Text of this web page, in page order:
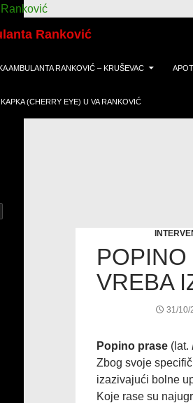
Ranković
AMBULANTA RANKOVIĆ – KRUŠEVAC
(CHERRY EYE) U VA RANKOVIĆ
VREBA
31/10/
Popino prase(lat.
Zbog svoje
izazivajući bolne
Koje rase su